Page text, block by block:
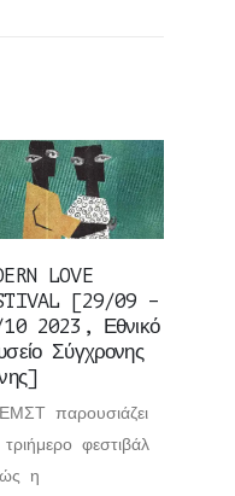
LOVE
[29/09 –
2023, Εθνικό
Σύγχρονης
παρουσιάζει
φεστιβάλ
η